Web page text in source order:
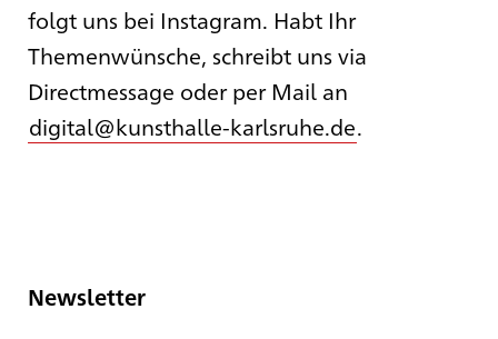
folgt uns bei Instagram. Habt Ihr
Themenwünsche, schreibt uns via
Directmessage oder per Mail an
digital@kunsthalle-karlsruhe.de.
Newsletter